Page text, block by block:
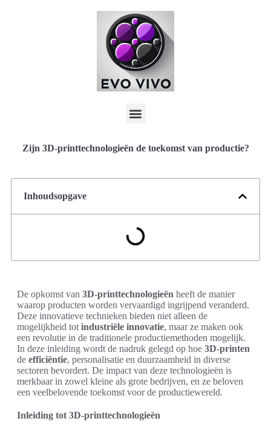
Zijn 3D-printtechnologieën de toekomst van productie?
Inhoudsopgave
De opkomst van 3D-printtechnologieën heeft de manier
waarop producten worden vervaardigd ingrijpend veranderd.
Deze innovatieve technieken bieden niet alleen de
mogelijkheid tot industriële innovatie, maar ze maken ook
een revolutie in de traditionele productiemethoden mogelijk.
In deze inleiding wordt de nadruk gelegd op hoe 3D-printen
de efficiëntie, personalisatie en duurzaamheid in diverse
sectoren bevordert. De impact van deze technologieën is
merkbaar in zowel kleine als grote bedrijven, en ze beloven
een veelbelovende toekomst voor de productiewereld.
Inleiding tot 3D-printtechnologieën